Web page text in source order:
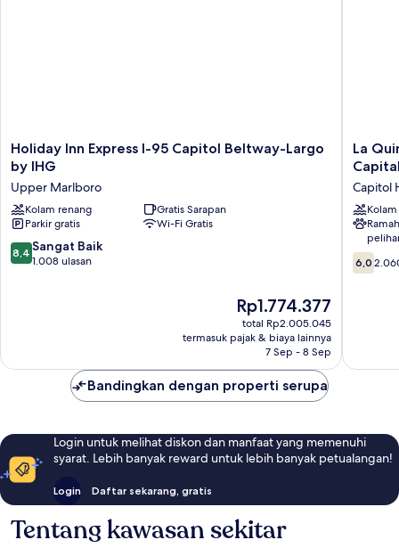
Holiday
Inn
Express
I-
95
Capitol
Beltway-
Largo
Holiday Inn Express I-95 Capitol Beltway-Largo
by IHG
Upper Marlboro
Kolam renang
Gratis Sarapan
Parkir gratis
Wi-Fi Gratis
8.4
dari
8,4 Sangat Baik
1.008 ulasan
Harga
sekarang
Rp1.774.377
Rp1.774.377
total Rp2.005.045
termasuk pajak & biaya lainnya
7 Sep - 8 Sep
La
Quinta
&
Suites
by
DC
Metro
La
Capitol
6.0
dari
6,0
Bandingkan dengan properti serupa
Login untuk melihat diskon dan manfaat yang memenuhi
syarat. Lebih banyak reward untuk lebih banyak petualangan!
Login Daftar sekarang, gratis
Tentang kawasan sekitar